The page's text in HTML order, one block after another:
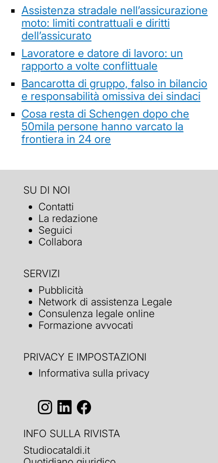
Assistenza stradale nell’assicurazione
moto: limiti contrattuali e diritti
dell’assicurato
Lavoratore e datore di lavoro: un
rapporto a volte conflittuale
Bancarotta di gruppo, falso in bilancio
e responsabilità omissiva dei sindaci
Cosa resta di Schengen dopo che
50mila persone hanno varcato la
frontiera in 24 ore
SU DI NOI
Contatti
La redazione
Seguici
Collabora
SERVIZI
Pubblicità
Network di assistenza Legale
Consulenza legale online
Formazione avvocati
PRIVACY E IMPOSTAZIONI
Informativa sulla privacy
INFO SULLA RIVISTA
Studiocataldi.it